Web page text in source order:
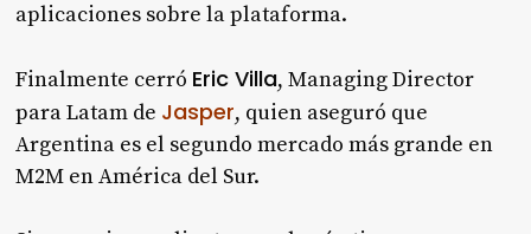
aplicaciones sobre la plataforma.
Finalmente cerró Eric Villa, Managing Director
para Latam de Jasper, quien aseguró que
Argentina es el segundo mercado más grande en
M2M en América del Sur.